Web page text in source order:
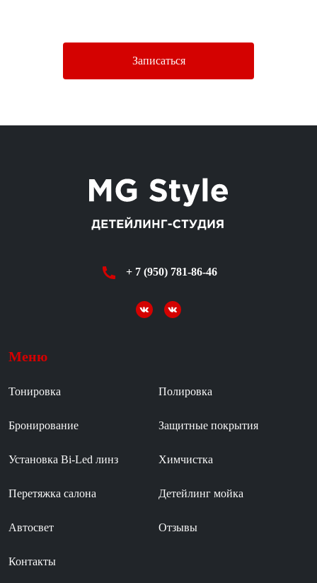
Записаться
+ 7 (950) 781-86-46
Меню
Тонировка Полировка
Бронирование Защитные покрытия
Установка Bi-Led линз Химчистка
Перетяжка салона Детейлинг мойка
Автосвет Отзывы
Контакты